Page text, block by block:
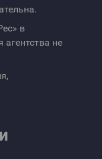
в
агентства не